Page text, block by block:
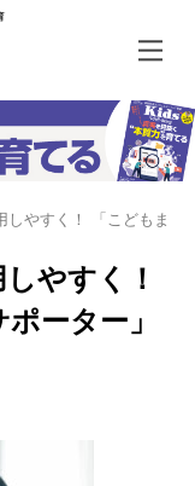
しやすく！ 「こどもま
やすく！
ーター」